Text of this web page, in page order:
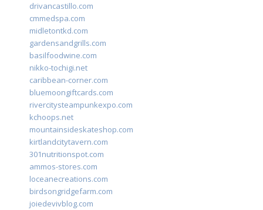
drivancastillo.com
cmmedspa.com
midletontkd.com
gardensandgrills.com
basilfoodwine.com
nikko-tochigi.net
caribbean-corner.com
bluemoongiftcards.com
rivercitysteampunkexpo.com
kchoops.net
mountainsideskateshop.com
kirtlandcitytavern.com
301nutritionspot.com
ammos-stores.com
loceanecreations.com
birdsongridgefarm.com
joiedevivblog.com